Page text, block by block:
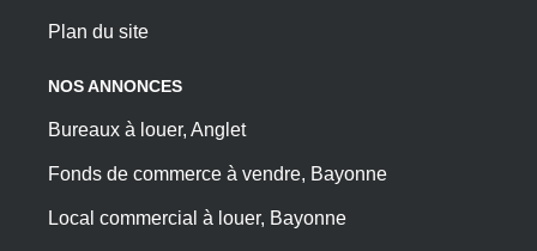
Plan du site
NOS ANNONCES
Bureaux à louer, Anglet
Fonds de commerce à vendre, Bayonne
Local commercial à louer, Bayonne